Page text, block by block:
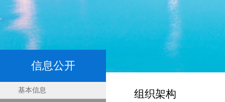
信息公开
基本信息 组织架构